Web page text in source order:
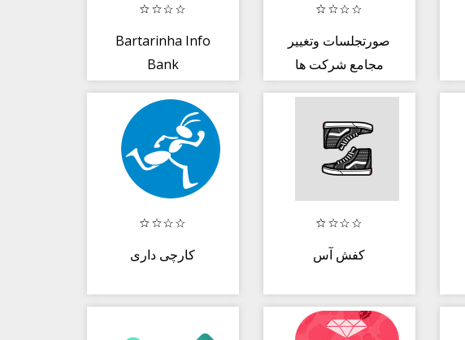
Bartarinha Info
Bank
صورتجلسات وتغییر
مجامع شرکت ها
کارچی داری کفش آس